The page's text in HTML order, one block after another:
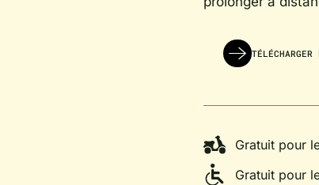
Gratuit pour
Gratuit pour